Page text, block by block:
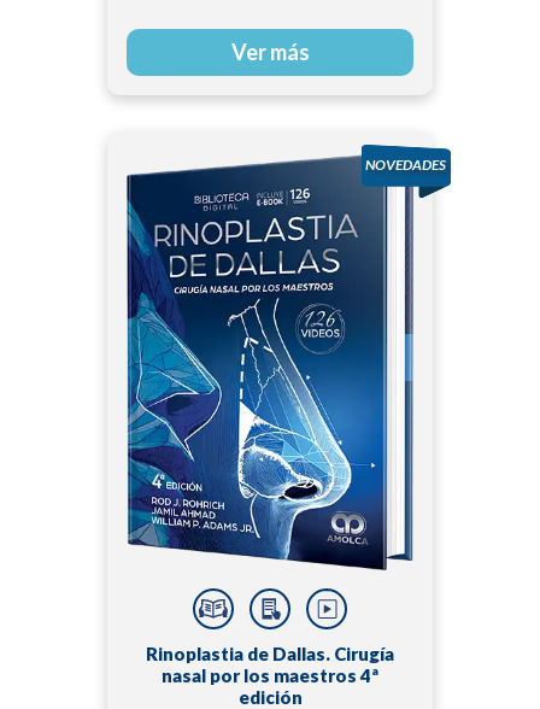
Ver más
Rinoplastia de Dallas. Cirugía
nasal por los maestros 4ª
edición